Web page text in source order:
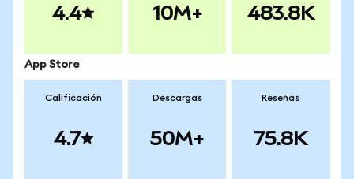
4.4 10M+ 483.8K
App Store
Calificación
4.7
Descargas
50M+
Reseñas
75.8K